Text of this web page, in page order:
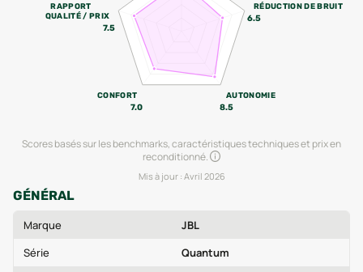
RÉDUCTION DE BRUIT
6.5
AUTONOMIE
8.5
CONFORT
7.0
RAPPORT
QUALITÉ / PRIX
7.5
Scores basés sur les benchmarks, caractéristiques techniques et prix en
reconditionné.
Mis à jour : Avril 2026
GÉNÉRAL
Marque
JBL
Série
Quantum